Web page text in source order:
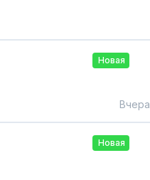
Новая
Вчера
Новая